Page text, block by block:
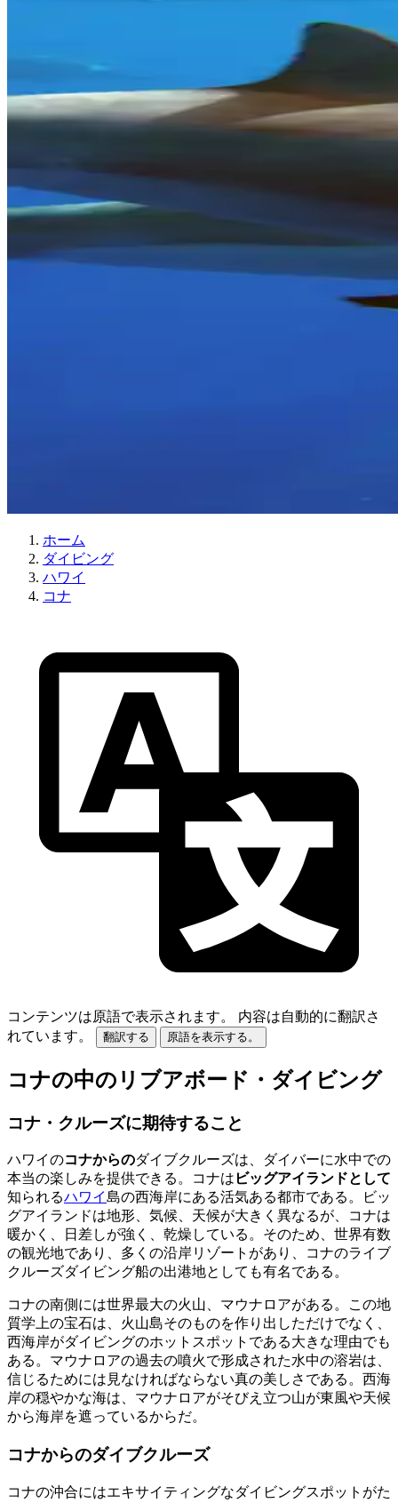
ホーム
ダイビング
ハワイ
コナ
コンテンツは原語で表示されます。
内容は自動的に翻訳さ
れています。
翻訳する 原語を表示する。
コナの中のリブアボード・ダイビング
コナ・クルーズに期待すること
ハワイのコナからのダイブクルーズは、ダイバーに水中での
本当の楽しみを提供できる。コナは ビッグアイランドとして
知られるハワイ島の西海岸にある活気ある都市である。ビッ
グアイランドは地形、気候、天候が大きく異なるが、コナは
暖かく、日差しが強く、乾燥している。そのため、世界有数
の観光地であり、多くの沿岸リゾートがあり、コナのライブ
クルーズダイビング船の出港地としても有名である。
コナの南側には世界最大の火山、マウナロアがある。この地
質学上の宝石は、火山島そのものを作り出しただけでなく、
西海岸がダイビングのホットスポットである大きな理由でも
ある。マウナロアの過去の噴火で形成された水中の溶岩は、
信じるためには見なければならない真の美しさである。西海
岸の穏やかな海は、マウナロアがそびえ立つ山が東風や天候
から海岸を遮っているからだ。
コナからのダイブクルーズ
コナの沖合にはエキサイティングなダイビングスポットがた